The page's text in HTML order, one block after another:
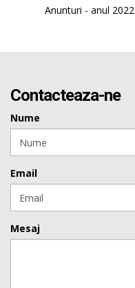
Anunturi - anul 2022
Contacteaza-ne
Nume
Email
Mesaj